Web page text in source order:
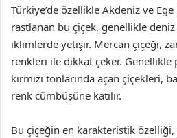
Türkiye’de özellikle Akdeniz ve
rastlanan bu çiçek, genellikle deniz
iklimlerde yetişir. Mercan çiçeği,
renkleri ile dikkat çeker. Genellikle
kırmızı tonlarında açan çiçekleri,
renk cümbüşüne katılır.
Bu çiçeğin en karakteristik özelliği,